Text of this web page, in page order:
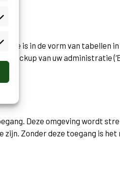
is in de vorm van tabellen
backup van uw administratie
Deze omgeving wordt
Zonder deze toegang is het